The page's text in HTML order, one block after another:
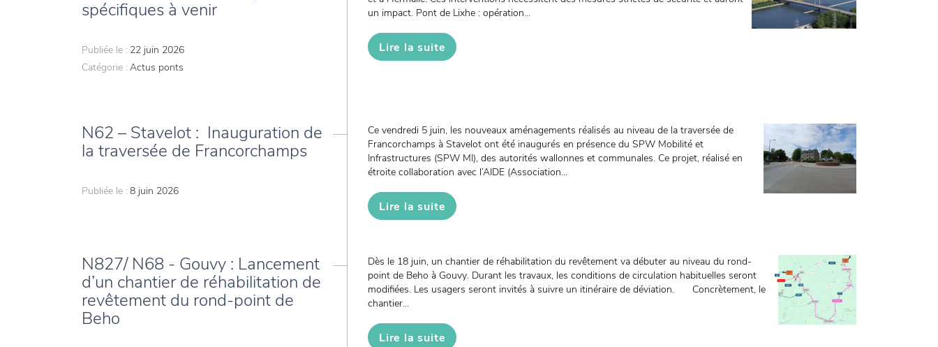
spécifiques à venir
Publiée le : 22 juin 2026
Catégorie : Actus ponts
un impact. Pont de Lixhe : opération...
Lire la suite
N62 – Stavelot : Inauguration de
la traversée de Francorchamps
Publiée le : 8 juin 2026
Ce vendredi 5 juin, les nouveaux aménagements réalisés au niveau de la traversée de
Francorchamps à Stavelot ont été inaugurés en présence du SPW Mobilité et
Infrastructures (SPW MI), des autorités wallonnes et communales. Ce projet, réalisé en
étroite collaboration avec l’AIDE (Association...
Lire la suite
N827/ N68 - Gouvy : Lancement
d’un chantier de réhabilitation de
revêtement du rond-point de
Beho
Dès le 18 juin, un chantier de réhabilitation du revêtement va débuter au niveau du rond-
point de Beho à Gouvy. Durant les travaux, les conditions de circulation habituelles seront
modifiées. Les usagers seront invités à suivre un itinéraire de déviation. Concrètement, le
chantier...
Lire la suite